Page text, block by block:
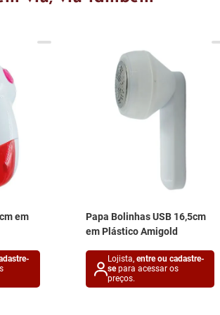
em
Papa Bolinhas USB 16,5cm
em Plástico Amigold
Lojista, entre ou cadastre-
separa acessar os
preços.